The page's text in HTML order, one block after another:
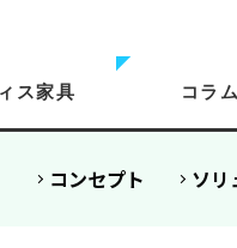
ス家具 コラム
コンセプト ソリ